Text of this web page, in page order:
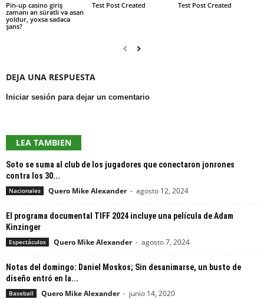
Pin-up casino giriş
zamanı ən sürətli və asan
yoldur, yoxsa sadəcə
şans?
Test Post Created Test Post Created
DEJA UNA RESPUESTA
Iniciar sesión para dejar un comentario
LEA TAMBIEN
Soto se suma al club de los jugadores que conectaron jonrones
contra los 30...
Nacionales Quero Mike Alexander - agosto 12, 2024
El programa documental TIFF 2024 incluye una película de Adam
Kinzinger
Espectáculos Quero Mike Alexander - agosto 7, 2024
Notas del domingo: Daniel Moskos; Sin desanimarse, un busto de
diseño entró en la...
Baseball Quero Mike Alexander - junio 14, 2020